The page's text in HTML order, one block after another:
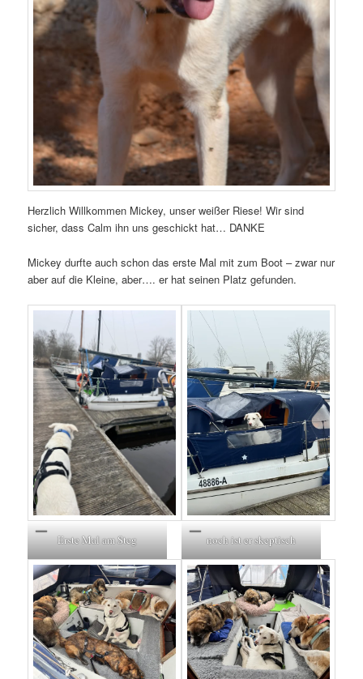
Herzlich Willkommen Mickey, unser weißer Riese! Wir sind
sicher, dass Calm ihn uns geschickt hat… DANKE
Mickey durfte auch schon das erste Mal mit zum Boot – zwar nur
aber auf die Kleine, aber…. er hat seinen Platz gefunden.
Erste Mal am Steg noch ist er skeptisch